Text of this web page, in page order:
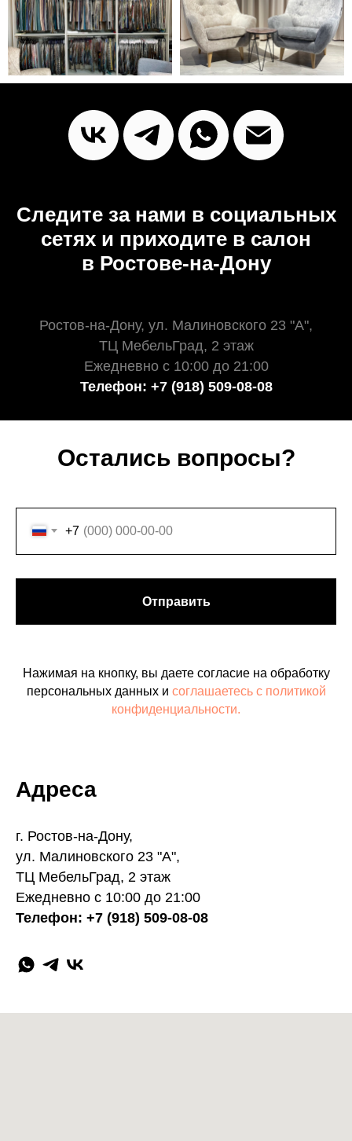
Следите за нами в социальных
сетях и приходите в салон
в Ростове-на-Дону
Ростов-на-Дону, ул. Малиновского 23 "А",
ТЦ МебельГрад, 2 этаж
Ежедневно с 10:00 до 21:00
Телефон: +7 (918) 509-08-08
Остались вопросы?
+7
Отправить
Нажимая на кнопку, вы даете согласие на обработку
персональных данных и соглашаетесь c политикой
конфиденциальности.
Адреса
г. Ростов-на-Дону,
ул. Малиновского 23 "А",
ТЦ МебельГрад, 2 этаж
Ежедневно с 10:00 до 21:00
Телефон: +7 (918) 509-08-08